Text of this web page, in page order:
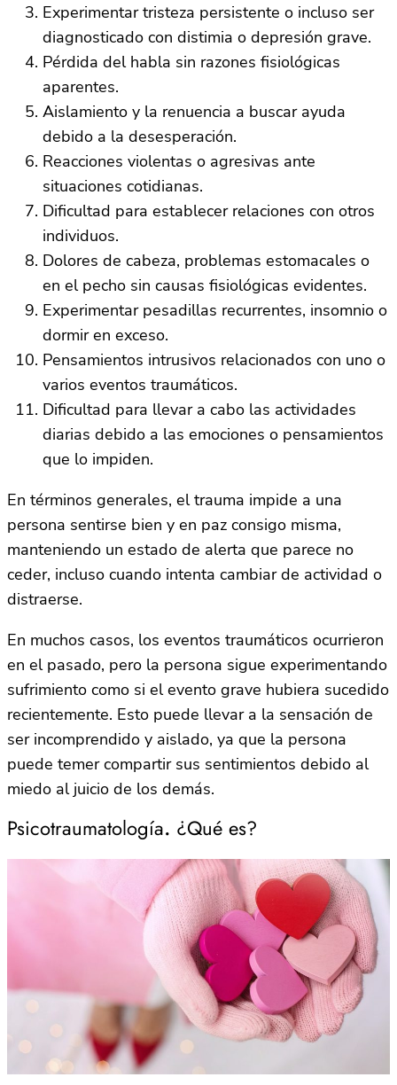
Experimentar tristeza persistente o incluso ser
diagnosticado con distimia o depresión grave.
Pérdida del habla sin razones fisiológicas
aparentes.
Aislamiento y la renuencia a buscar ayuda
debido a la desesperación.
Reacciones violentas o agresivas ante
situaciones cotidianas.
Dificultad para establecer relaciones con otros
individuos.
Dolores de cabeza, problemas estomacales o
en el pecho sin causas fisiológicas evidentes.
Experimentar pesadillas recurrentes, insomnio o
dormir en exceso.
Pensamientos intrusivos relacionados con uno o
varios eventos traumáticos.
Dificultad para llevar a cabo las actividades
diarias debido a las emociones o pensamientos
que lo impiden.
En términos generales, el trauma impide a una
persona sentirse bien y en paz consigo misma,
manteniendo un estado de alerta que parece no
ceder, incluso cuando intenta cambiar de actividad o
distraerse.
En muchos casos, los eventos traumáticos ocurrieron
en el pasado, pero la persona sigue experimentando
sufrimiento como si el evento grave hubiera sucedido
recientemente. Esto puede llevar a la sensación de
ser incomprendido y aislado, ya que la persona
puede temer compartir sus sentimientos debido al
miedo al juicio de los demás.
Psicotraumatología. ¿Qué es?